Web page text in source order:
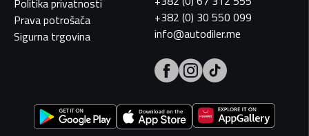
Politika privatnosti
Prava potrošača
Sigurna trgovina
+382 (0) 30 550 099
info@autodiler.me